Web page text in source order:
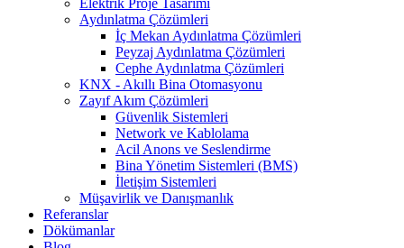
Elektrik Proje Tasarımı
Aydınlatma Çözümleri
İç Mekan Aydınlatma Çözümleri
Peyzaj Aydınlatma Çözümleri
Cephe Aydınlatma Çözümleri
KNX - Akıllı Bina Otomasyonu
Zayıf Akım Çözümleri
Güvenlik Sistemleri
Network ve Kablolama
Acil Anons ve Seslendirme
Bina Yönetim Sistemleri (BMS)
İletişim Sistemleri
Müşavirlik ve Danışmanlık
Referanslar
Dökümanlar